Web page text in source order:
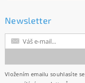
Newsletter
Vložením emailu souhlasíte se